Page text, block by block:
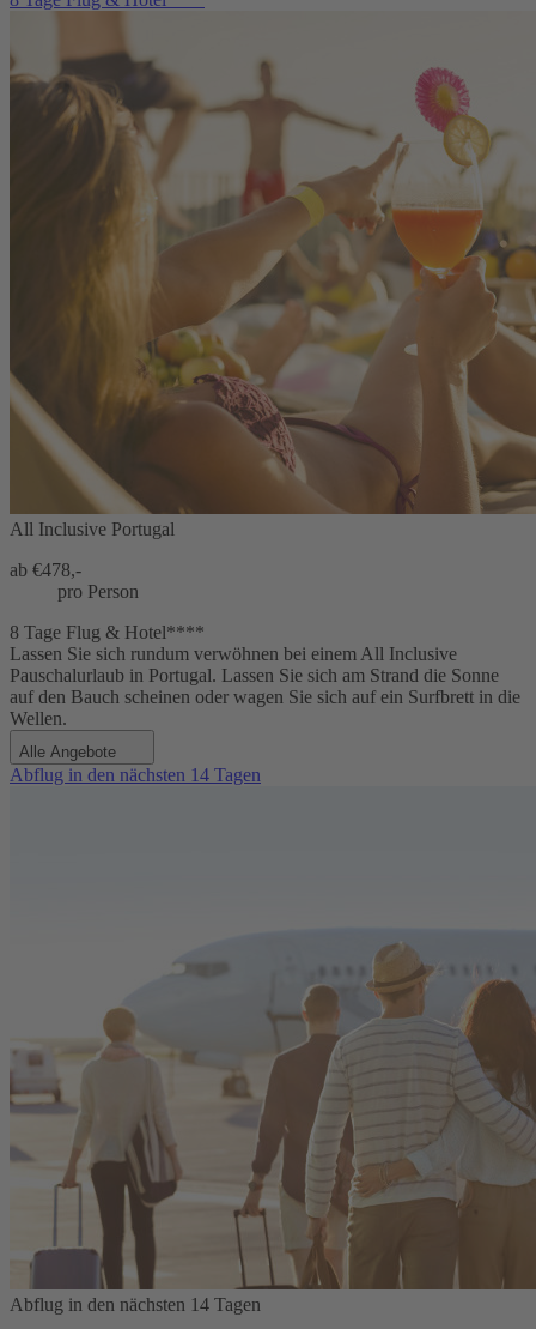
All Inclusive Portugal
ab €478,-
pro Person
8 Tage Flug & Hotel****
Lassen Sie sich rundum verwöhnen bei einem All Inclusive
Pauschalurlaub in Portugal. Lassen Sie sich am Strand die Sonne
auf den Bauch scheinen oder wagen Sie sich auf ein Surfbrett in die
Wellen.
Alle Angebote
Abflug in den nächsten 14 Tagen
Abflug in den nächsten 14 Tagen